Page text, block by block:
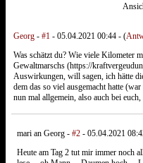
Georg - #1 - 05.04.2021 00:44 - (
Was schätzt du? Wie viele Kilometer
Gewaltmarschs (https://
Auswirkungen, will sagen, ich hätte
dem das so viel ausgemacht hatte
nun mal allgemein, also auch bei
mari an Georg - #2 - 05.04.2021
Heute am Tag 2 tut mir immer noch